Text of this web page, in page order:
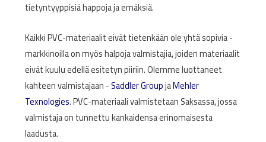
tietyntyyppisiä happoja ja emäksiä.
Kaikki PVC-materiaalit eivät tietenkään ole yhtä sopivia -
markkinoilla on myös halpoja valmistajia, joiden materiaalit
eivät kuulu edellä esitetyn piiriin. Olemme luottaneet
kahteen valmistajaan -Saddler GroupjaMehler
Texnologies. PVC-materiaali valmistetaan Saksassa, jossa
valmistaja on tunnettu kankaidensa erinomaisesta
laadusta.